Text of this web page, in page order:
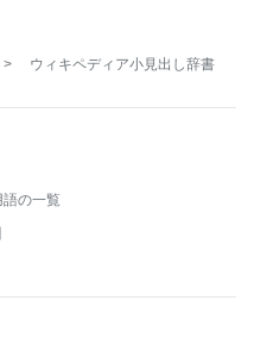
>
ウィキペディア小見出し辞書
語の一覧